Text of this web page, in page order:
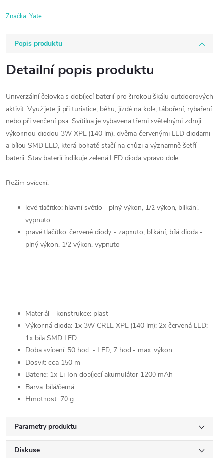
Značka:Yate
Popis produktu
Detailní popis produktu
Univerzální čelovka s dobíjecí baterií pro širokou škálu outdoorových
aktivit. Využijete ji při turistice, běhu, jízdě na kole, táboření, rybaření
nebo při venčení psa. Svítilna je vybavena třemi světelnými zdroji:
výkonnou diodou 3W XPE (140 lm), dvěma červenými LED diodami
a bílou SMD LED, která bohatě stačí na chůzi a významně šetří
baterii. Stav baterií indikuje zelená LED dioda vpravo dole.
Režim svícení:
levé tlačítko: hlavní světlo - plný výkon, 1/2 výkon, blikání,
vypnuto
pravé tlačítko: červené diody - zapnuto, blikání; bílá dioda -
plný výkon, 1/2 výkon, vypnuto
Materiál - konstrukce: plast
Výkonná dioda: 1x 3W CREE XPE (140 lm); 2x červená LED;
1x bílá SMD LED
Doba svícení: 50 hod. - LED; 7 hod - max. výkon
Dosvit: cca 150 m
Baterie: 1x Li-Ion dobíjecí akumulátor 1200 mAh
Barva: bílá/černá
Hmotnost: 70 g
Parametry produktu
Diskuse